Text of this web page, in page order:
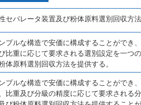
セパレータ装置及び粉体原料選別回収方法
プルな構造で安価に構成することができ
比重に応じて要求される選別設定を一つ
体原料選別回収方法を提供する。
プルな構造で安価に構成することができ
比重及び分級の精度に応じて要求される